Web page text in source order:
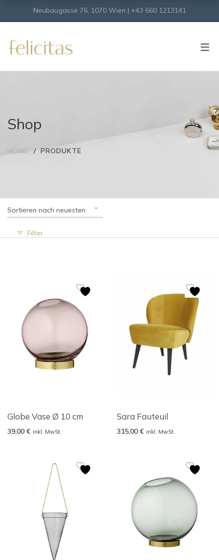
Neubaugasse 76, 1070 Wien | +43 660 1213141
Shop
HOME PRODUKTE
Sortieren nach neuesten
Filter
Globe Vase Ø 10 cm
39,00 € inkl. MwSt.
Sara Fauteuil
315,00 € inkl. MwSt.